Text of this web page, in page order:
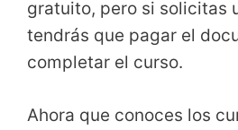
gratuito, pero si solicitas
tendrás que pagar el
completar el curso.
Ahora que conoces los